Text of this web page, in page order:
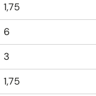
1,75
6
3
1,75